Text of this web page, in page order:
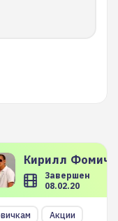
Кирилл
Завершен
08.02.20
Акции